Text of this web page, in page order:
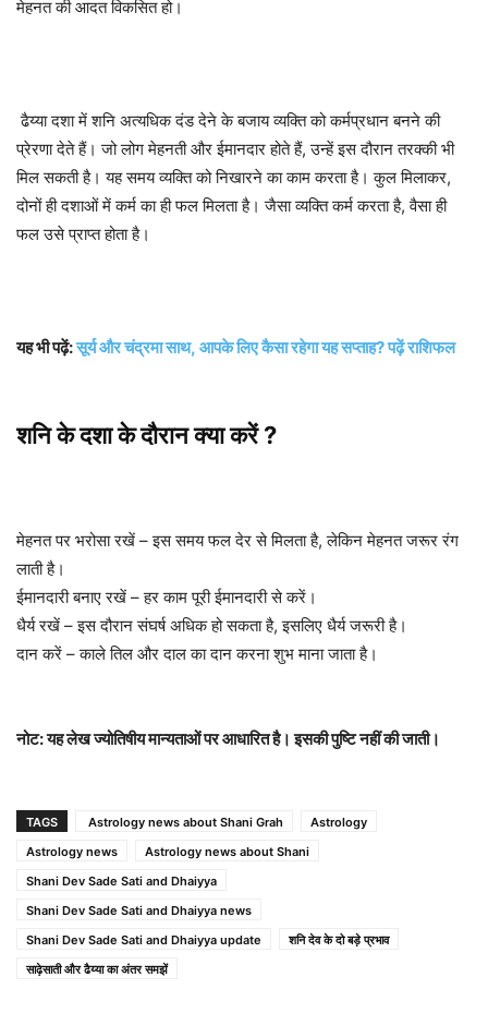
मेहनत की आदत विकसित हो।
ढैय्या दशा में शनि अत्यधिक दंड देने के बजाय व्यक्ति को कर्मप्रधान बनने की
प्रेरणा देते हैं। जो लोग मेहनती और ईमानदार होते हैं, उन्हें इस दौरान तरक्की भी
मिल सकती है। यह समय व्यक्ति को निखारने का काम करता है। कुल मिलाकर,
दोनों ही दशाओं में कर्म का ही फल मिलता है। जैसा व्यक्ति कर्म करता है, वैसा ही
फल उसे प्राप्त होता है।
यह भी पढ़ें:सूर्य और चंद्रमा साथ, आपके लिए कैसा रहेगा यह सप्ताह? पढ़ें राशिफल
शनि के दशा के दौरान क्या करें ?
मेहनत पर भरोसा रखें – इस समय फल देर से मिलता है, लेकिन मेहनत जरूर रंग
लाती है।
ईमानदारी बनाए रखें – हर काम पूरी ईमानदारी से करें।
धैर्य रखें – इस दौरान संघर्ष अधिक हो सकता है, इसलिए धैर्य जरूरी है।
दान करें – काले तिल और दाल का दान करना शुभ माना जाता है।
नोट: यह लेख ज्योतिषीय मान्यताओं पर आधारित है। इसकी पुष्टि नहीं की जाती।
TAGS Astrology news about Shani Grah
Astrology
Astrology news
Astrology news about Shani
Shani Dev Sade Sati and Dhaiyya
Shani Dev Sade Sati and Dhaiyya news
Shani Dev Sade Sati and Dhaiyya update
शनि देव के दो बड़े प्रभाव
साढ़ेसाती और ढैय्या का अंतर समझें